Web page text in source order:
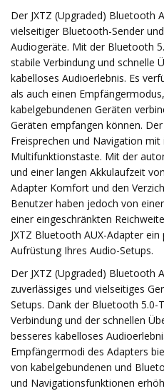
Der JXTZ (Upgraded) Bluetooth
vielseitiger Bluetooth-Sender
Audiogeräte. Mit der Bluetooth
stabile Verbindung und schnelle
kabelloses Audioerlebnis. Es
als auch einen
kabelgebundenen Geräten
Geräten empfangen können.
Freisprechen und Navigation
Multifunktionstaste. Mit der
und einer langen Akkulaufzeit
Adapter Komfort und den
Benutzer haben jedoch von
einer eingeschränkten
JXTZ Bluetooth AUX-Adapter
Aufrüstung Ihres Audio-Setups.
Der JXTZ (Upgraded) Bluetooth
zuverlässiges und vielseitiges
Setups. Dank der Bluetooth 5.0-
Verbindung und der schnellen
besseres kabelloses
Empfängermodi des Adapters
von kabelgebundenen und
und Navigationsfunktionen